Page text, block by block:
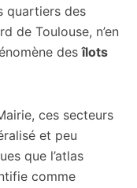
quartiers des
de Toulouse, n’en
desîlots
ces secteurs
et peu
que l’atlas
comme